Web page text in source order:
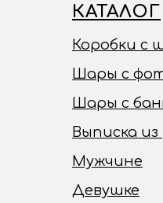
КАТАЛОГ
Коробки с
Шары с
Шары с
Выписка
Мужчине
Девушке